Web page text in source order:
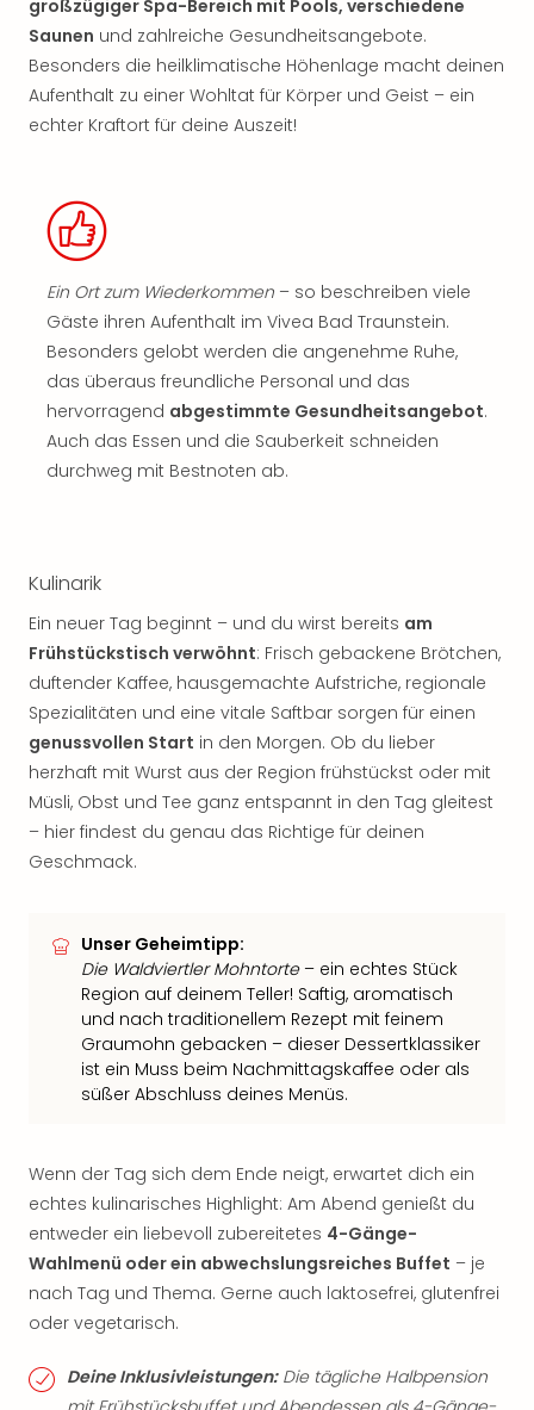
großzügiger Spa-Bereich mit Pools, verschiedene
Saunen und zahlreiche Gesundheitsangebote.
Besonders die heilklimatische Höhenlage macht deinen
Aufenthalt zu einer Wohltat für Körper und Geist – ein
echter Kraftort für deine Auszeit!
Ein Ort zum Wiederkommen – so beschreiben viele
Gäste ihren Aufenthalt im Vivea Bad Traunstein.
Besonders gelobt werden die angenehme Ruhe,
das überaus freundliche Personal und das
hervorragend abgestimmte Gesundheitsangebot.
Auch das Essen und die Sauberkeit schneiden
durchweg mit Bestnoten ab.
Kulinarik
Ein neuer Tag beginnt – und du wirst bereits am
Frühstückstisch verwöhnt: Frisch gebackene Brötchen,
duftender Kaffee, hausgemachte Aufstriche, regionale
Spezialitäten und eine vitale Saftbar sorgen für einen
genussvollen Start in den Morgen. Ob du lieber
herzhaft mit Wurst aus der Region frühstückst oder mit
Müsli, Obst und Tee ganz entspannt in den Tag gleitest
– hier findest du genau das Richtige für deinen
Geschmack.
Unser Geheimtipp:
Die Waldviertler Mohntorte– ein echtes Stück
Region auf deinem Teller! Saftig, aromatisch
und nach traditionellem Rezept mit feinem
Graumohn gebacken – dieser Dessertklassiker
ist ein Muss beim Nachmittagskaffee oder als
süßer Abschluss deines Menüs.
Wenn der Tag sich dem Ende neigt, erwartet dich ein
echtes kulinarisches Highlight: Am Abend genießt du
entweder ein liebevoll zubereitetes 4-Gänge-
Wahlmenü oder ein abwechslungsreiches Buffet – je
nach Tag und Thema. Gerne auch laktosefrei, glutenfrei
oder vegetarisch.
Deine Inklusivleistungen:Die tägliche Halbpension